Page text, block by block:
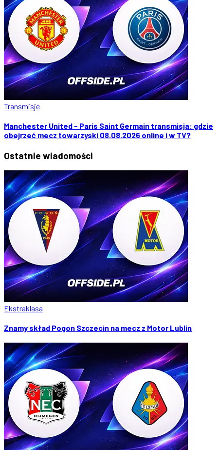
Transmisje
Manchester United - Paris Saint Germain transmisja: gdzie
obejrzeć mecz towarzyski 08.08.2026 online i w TV?
Ostatnie wiadomości
Ekstraklasa
Znamy skład Pogon Szczecin na mecz z Motor Lublin